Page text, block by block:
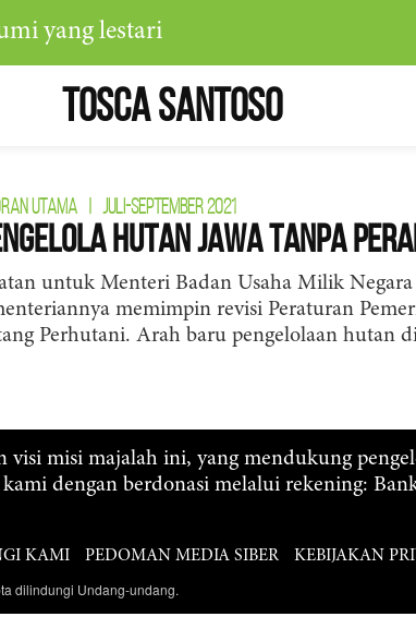
yang lestari
Tosca Santoso
UTAMA JULI-SEPTEMBER 2021
Hutan Jawa tanpa
untuk Menteri Badan Usaha Milik
memimpin revisi Peraturan
Perhutani. Arah baru pengelolaan hutan
visi misi majalah ini, yang mendukung
dengan berdonasi melalui rekening:
KAMI PEDOMAN MEDIA SIBER KEBIJAKAN
dilindungi Undang-undang.